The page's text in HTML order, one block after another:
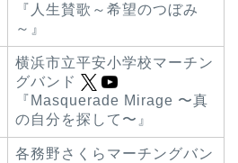
『人生賛歌～希望のつぼみ
～』
横浜市立平安小学校マーチン
グバンド
『Masquerade Mirage 〜真
の自分を探して〜』
各務野さくらマーチングバン